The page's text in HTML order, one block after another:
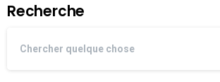
Recherche